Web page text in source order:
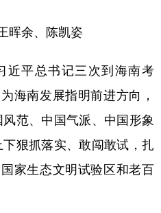
Français عربى
日本語 한국어
余、陈凯姿
平总书记三次到海南考
海南发展指明前进方向，
范、中国气派、中国形象
狠抓落实、敢闯敢试，扎
家生态文明试验区和老百